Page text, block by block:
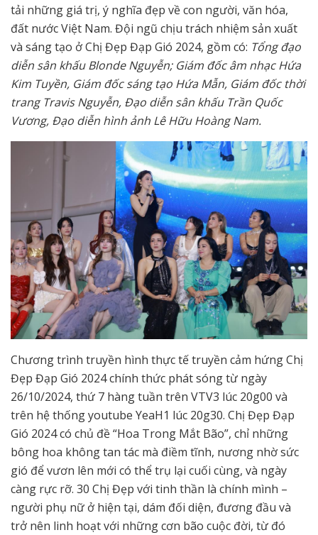
tải những giá trị, ý nghĩa đẹp về con người, văn hóa,
đất nước Việt Nam. Đội ngũ chịu trách nhiệm sản xuất
và sáng tạo ở Chị Đẹp Đạp Gió 2024, gồm có: Tổng đạo
diễn sân khấu Blonde Nguyễn; Giám đốc âm nhạc Hứa
Kim Tuyền, Giám đốc sáng tạo Hứa Mẫn, Giám đốc thời
trang Travis Nguyễn, Đạo diễn sân khấu Trần Quốc
Vương, Đạo diễn hình ảnh Lê Hữu Hoàng Nam.
Chương trình truyền hình thực tế truyền cảm hứng Chị
Đẹp Đạp Gió 2024 chính thức phát sóng từ ngày
26/10/2024, thứ 7 hàng tuần trên VTV3 lúc 20g00 và
trên hệ thống youtube YeaH1 lúc 20g30. Chị Đẹp Đạp
Gió 2024 có chủ đề “Hoa Trong Mắt Bão”, chỉ những
bông hoa không tan tác mà điềm tĩnh, nương nhờ sức
gió để vươn lên mới có thể trụ lại cuối cùng, và ngày
càng rực rỡ. 30 Chị Đẹp với tinh thần là chính mình –
người phụ nữ ở hiện tại, dám đối diện, đương đầu và
trở nên linh hoạt với những cơn bão cuộc đời, từ đó